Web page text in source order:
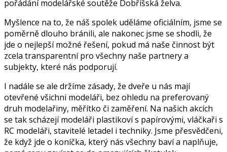
pořádání modelářské soutěže Dobříšská želva.
Myšlence na to, že náš spolek uděláme oficiálním, jsme se
poměrně dlouho bránili, ale nakonec jsme se shodli, že
jde o nejlepší možné řešení, pokud má naše činnost být
zcela transparentní pro všechny naše partnery a
subjekty, které nás podporují.
I nadále se ale držíme zásady, že dveře u nás mají
otevřené všichni modeláři, bez ohledu na preferovaný
druh modelařiny, měřítko či zaměření. Na našich akcích
se tak scházejí modeláři plastikoví s papírovými, vláčkaři s
RC modeláři, stavitelé letadel i techniky. Jsme přesvědčeni,
že když jde o koníčka, který nás všechny baví a naplňuje,